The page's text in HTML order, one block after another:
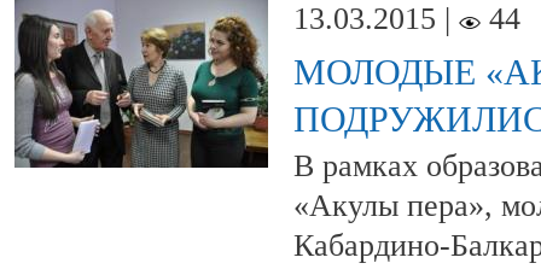
13.03.2015 |
44
МОЛОДЫЕ
В рамках
«Акулы пера»,
Кабардино-